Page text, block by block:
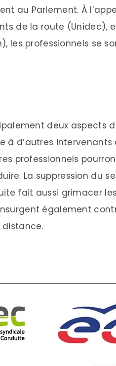
au Parlement. À
de la route (Unidec),
les professionnels se
deux aspects
à d’autres intervenants
professionnels
La suppression du
fait aussi grimacer
également